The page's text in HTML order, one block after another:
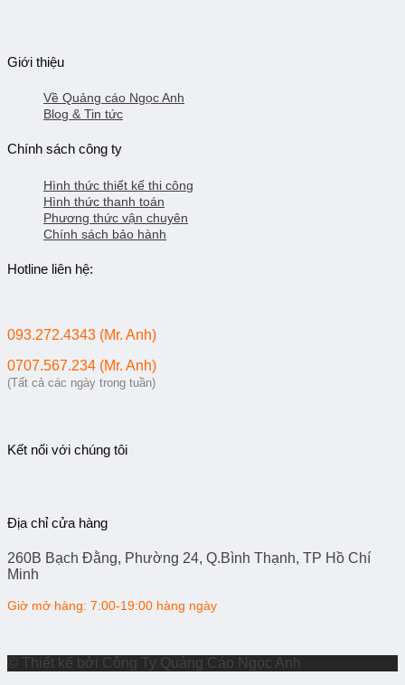
Giới thiệu
Về Quảng cáo Ngọc Anh
Blog & Tin tức
Chính sách công ty
Hình thức thiết kế thi công
Hình thức thanh toán
Phương thức vận chuyên
Chính sách bảo hành
Hotline liên hệ:
093.272.4343 (Mr. Anh)
0707.567.234 (Mr. Anh)
(Tất cả các ngày trong tuần)
Kết nối với chúng tôi
Địa chỉ cửa hàng
260B Bạch Đằng, Phường 24, Q.Bình Thạnh, TP Hồ Chí
Minh
Giờ mở hàng: 7:00-19:00 hàng ngày
© Thiết kế bởi Công Ty Quảng Cáo Ngọc Anh